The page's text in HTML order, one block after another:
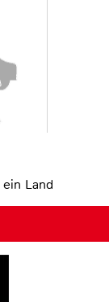
Land